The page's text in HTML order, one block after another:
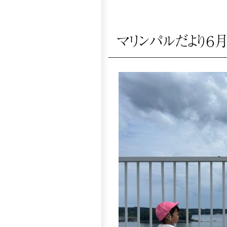
マリンパルだより６